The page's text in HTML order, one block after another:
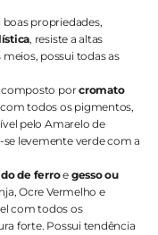
boas propriedades,
, resiste a altas
possui todas as
composto por cromato
todos os pigmentos,
pelo Amarelo de
levemente verde com a
de ferro e gesso ou
Ocre Vermelho e
com todos os
forte. Possui tendência